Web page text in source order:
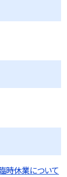
時休業について